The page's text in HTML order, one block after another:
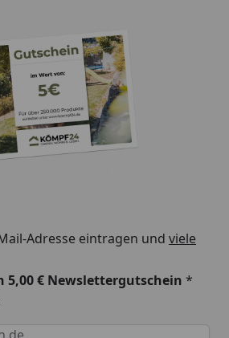
Adresse eintragen und viele
5,00 € Newslettergutschein *